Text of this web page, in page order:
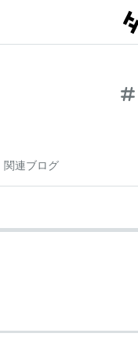
関連ブログ